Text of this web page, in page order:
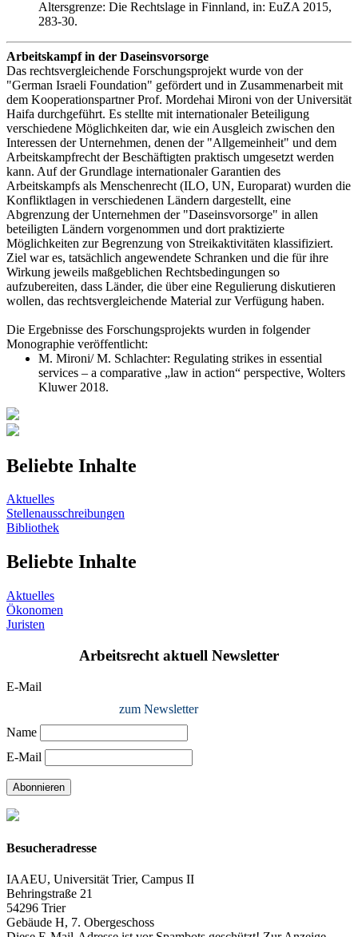
Altersgrenze: Die Rechtslage in Finnland, in: EuZA 2015,
283-30.
Arbeitskampf in der Daseinsvorsorge
Das rechtsvergleichende Forschungsprojekt wurde von der
"German Israeli Foundation" gefördert und in Zusammenarbeit mit
dem Kooperationspartner Prof. Mordehai Mironi von der Universität
Haifa durchgeführt. Es stellte mit internationaler Beteiligung
verschiedene Möglichkeiten dar, wie ein Ausgleich zwischen den
Interessen der Unternehmen, denen der "Allgemeinheit" und dem
Arbeitskampfrecht der Beschäftigten praktisch umgesetzt werden
kann. Auf der Grundlage internationaler Garantien des
Arbeitskampfs als Menschenrecht (ILO, UN, Europarat) wurden die
Konfliktlagen in verschiedenen Ländern dargestellt, eine
Abgrenzung der Unternehmen der "Daseinsvorsorge" in allen
beteiligten Ländern vorgenommen und dort praktizierte
Möglichkeiten zur Begrenzung von Streikaktivitäten klassifiziert.
Ziel war es, tatsächlich angewendete Schranken und die für ihre
Wirkung jeweils maßgeblichen Rechtsbedingungen so
aufzubereiten, dass Länder, die über eine Regulierung diskutieren
wollen, das rechtsvergleichende Material zur Verfügung haben.
Die Ergebnisse des Forschungsprojekts wurden in folgender
Monographie veröffentlicht:
M. Mironi/ M. Schlachter: Regulating strikes in essential
services – a comparative „law in action“ perspective, Wolters
Kluwer 2018.
Beliebte Inhalte
Aktuelles
Stellenausschreibungen
Bibliothek
Beliebte Inhalte
Aktuelles
Ökonomen
Juristen
Arbeitsrecht aktuell Newsletter
E-Mail
zum Newsletter
Name
E-Mail
Abonnieren
Besucheradresse
IAAEU, Universität Trier, Campus II
Behringstraße 21
54296 Trier
Gebäude H, 7. Obergeschoss